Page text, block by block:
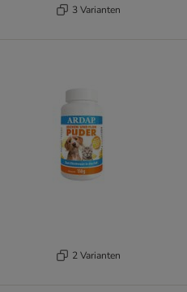
3 Varianten
2 Varianten